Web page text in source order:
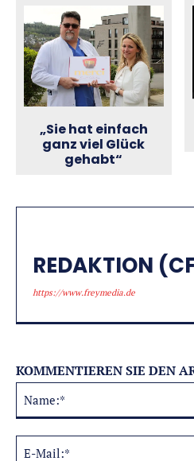
„Sie hat einfach
ganz viel Glück
gehabt“
REDAKTION
https://www.freymedia.de
KOMMENTIEREN SIE DEN